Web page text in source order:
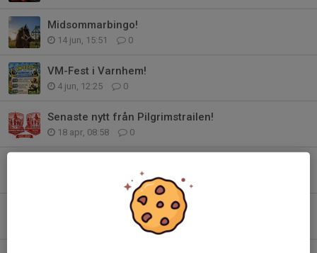
Midsommarbingo!
14 jun, 15:51 0
VM-Fest i Varnhem!
4 jun, 12:25 0
Senaste nytt från Pilgrimstrailen!
18 apr, 08:58 0
0
Medlemsavgifter 2026
2